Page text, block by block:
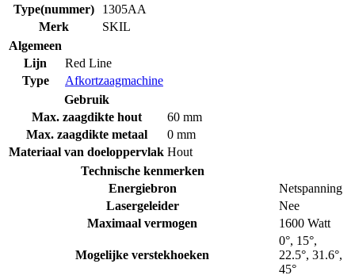
Type(nummer)
1305AA
Merk
SKIL
Algemeen
Lijn
Red Line
Type
Afkortzaagmachine
Gebruik
Max. zaagdikte hout
60 mm
Max. zaagdikte metaal
0 mm
Materiaal van doeloppervlak Hout
Technische kenmerken
Energiebron
Netspanning
Lasergeleider
Nee
Maximaal vermogen
1600 Watt
Mogelijke verstekhoeken
0°, 15°,
22.5°, 31.6°,
45°